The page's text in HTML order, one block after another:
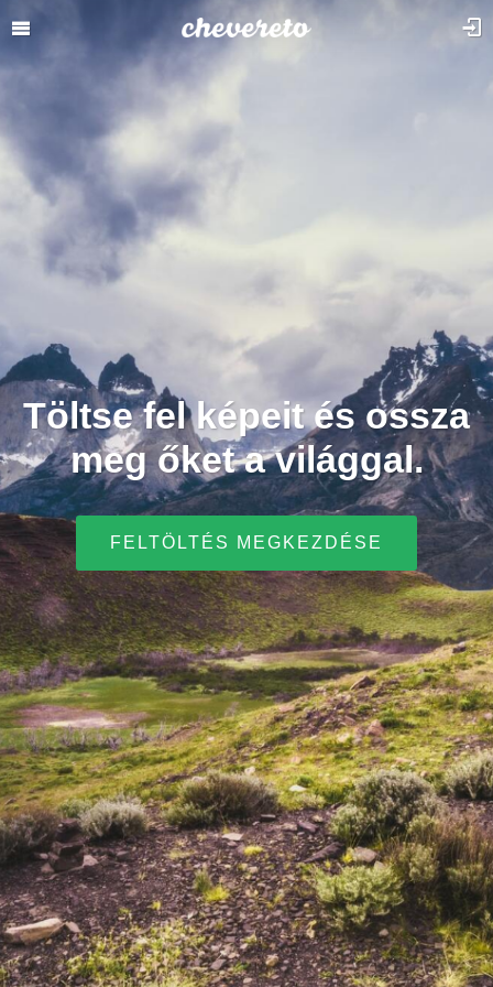
Töltse fel képeit és ossza
meg őket a világgal.
FELTÖLTÉS MEGKEZDÉSE